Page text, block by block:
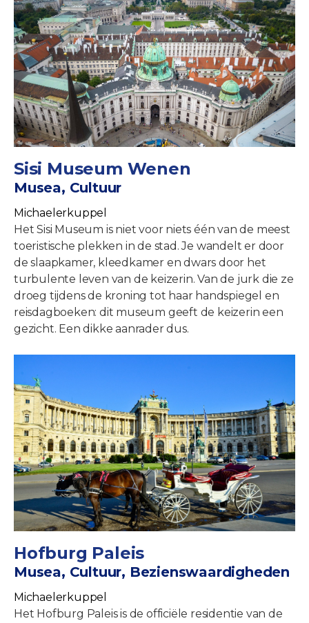
Sisi Museum Wenen
Musea, Cultuur
Michaelerkuppel
Het Sisi Museum is niet voor niets één van de meest
toeristische plekken in de stad. Je wandelt er door
de slaapkamer, kleedkamer en dwars door het
turbulente leven van de keizerin. Van de jurk die ze
droeg tijdens de kroning tot haar handspiegel en
reisdagboeken: dit museum geeft de keizerin een
gezicht. Een dikke aanrader dus.
Hofburg Paleis
Musea, Cultuur, Bezienswaardigheden
Michaelerkuppel
Het Hofburg Paleis is de officiële residentie van de